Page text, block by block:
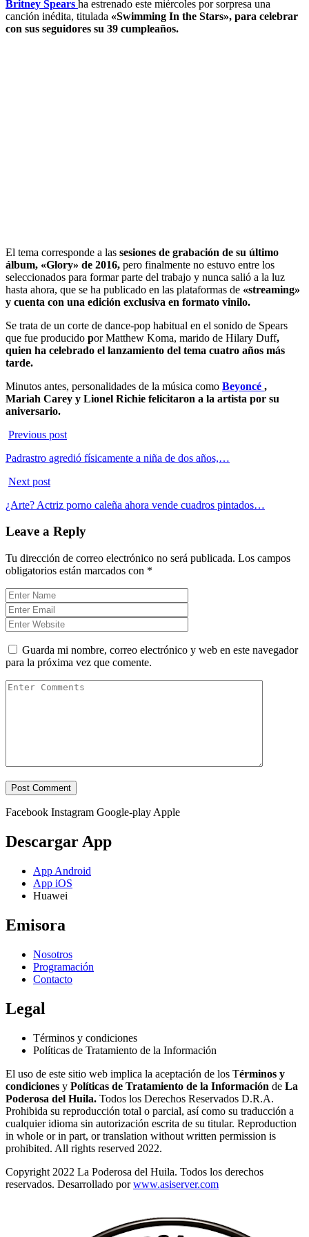
Britney Spears ha estrenado este miércoles por sorpresa una
canción inédita, titulada «Swimming In the Stars», para celebrar
con sus seguidores su 39 cumpleaños.
El tema corresponde a las sesiones de grabación de su último
álbum, «Glory» de 2016, pero finalmente no estuvo entre los
seleccionados para formar parte del trabajo y nunca salió a la luz
hasta ahora, que se ha publicado en las plataformas de «streaming»
y cuenta con una edición exclusiva en formato vinilo.
Se trata de un corte de dance-pop habitual en el sonido de Spears
que fue producido por Matthew Koma, marido de Hilary Duff,
quien ha celebrado el lanzamiento del tema cuatro años más
tarde.
Minutos antes, personalidades de la música como Beyoncé ,
Mariah Carey y Lionel Richie felicitaron a la artista por su
aniversario.
Previous post
Padrastro agredió físicamente a niña de dos años,…
Next post
¿Arte? Actriz porno caleña ahora vende cuadros pintados…
Leave a Reply
Tu dirección de correo electrónico no será publicada. Los campos
obligatorios están marcados con *
Guarda mi nombre, correo electrónico y web en este navegador
para la próxima vez que comente.
Facebook Instagram Google-play Apple
Descargar App
App Android
App iOS
Huawei
Emisora
Nosotros
Programación
Contacto
Legal
Términos y condiciones
Políticas de Tratamiento de la Información
El uso de este sitio web implica la aceptación de los Términos y
condiciones y Políticas de Tratamiento de la Información de La
Poderosa del Huila. Todos los Derechos Reservados D.R.A.
Prohibida su reproducción total o parcial, así como su traducción a
cualquier idioma sin autorización escrita de su titular. Reproduction
in whole or in part, or translation without written permission is
prohibited. All rights reserved 2022.
Copyright 2022 La Poderosa del Huila. Todos los derechos
reservados. Desarrollado porwww.asiserver.com